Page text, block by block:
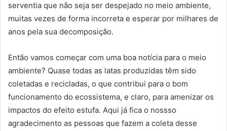
serventia que não seja ser despejado no meio ambiente,
muitas vezes de forma incorreta e esperar por milhares de
anos pela sua decomposição.
Então vamos começar com uma boa notícia para o meio
ambiente? Quase todas as latas produzidas têm sido
coletadas e recicladas, o que contribui para o bom
funcionamento do ecossistema, e claro, para amenizar os
impactos do efeito estufa. Aqui já fica o nossso
agradecimento as pessoas que fazem a coleta desse